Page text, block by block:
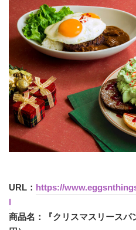
URL： https://
l
商品名：『クリスマスリースパ